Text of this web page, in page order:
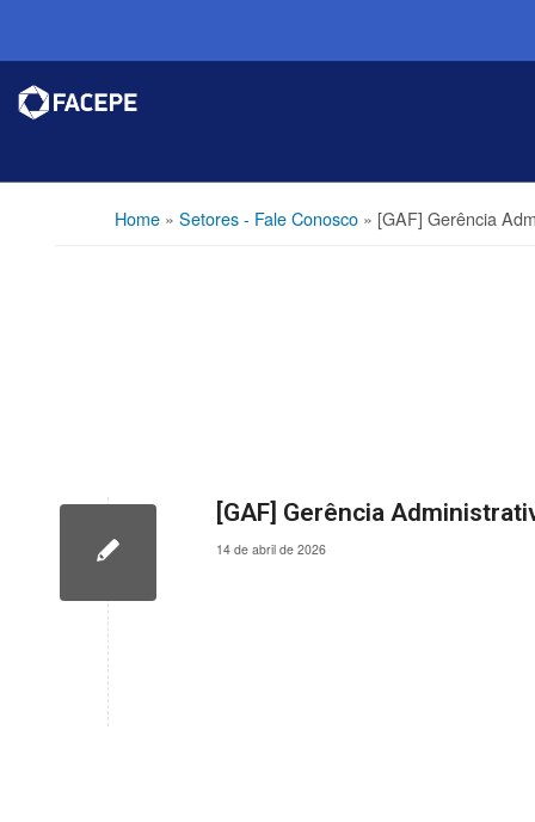
Home» Setores - Fale Conosco» [GAF] Gerência
[GAF] Gerência
14 de abril de 2026